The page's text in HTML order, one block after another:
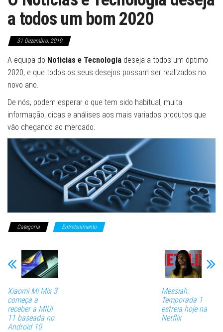
a todos um bom 2020
31 Dezembro, 2019
A equipa do Noticias e Tecnologia deseja a todos um óptimo
2020, e que todos os seus desejos possam ser realizados no
novo ano.
De nós, podem esperar o que tem sido habitual, muita
informação, dicas e análises aos mais variados produtos que
vão chegando ao mercado.
Categoria Entretenimento
Xiaomi Mi Mix 3
começa a
receber a MIUI
11 baseada no
Android 10
Messiah:
Temporada 1
estreia hoje na
Netflix